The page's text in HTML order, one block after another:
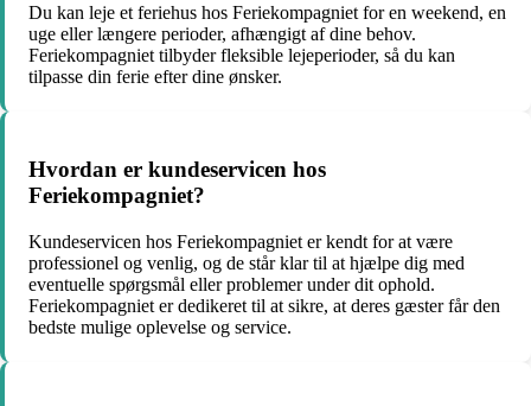
Du kan leje et feriehus hos Feriekompagniet for en weekend, en
uge eller længere perioder, afhængigt af dine behov.
Feriekompagniet tilbyder fleksible lejeperioder, så du kan
tilpasse din ferie efter dine ønsker.
Hvordan er kundeservicen hos
Feriekompagniet?
Kundeservicen hos Feriekompagniet er kendt for at være
professionel og venlig, og de står klar til at hjælpe dig med
eventuelle spørgsmål eller problemer under dit ophold.
Feriekompagniet er dedikeret til at sikre, at deres gæster får den
bedste mulige oplevelse og service.